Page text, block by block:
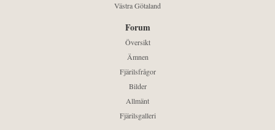
Västra Götaland
Forum
Översikt
Ämnen
Fjärilsfrågor
Bilder
Allmänt
Fjärilsgalleri